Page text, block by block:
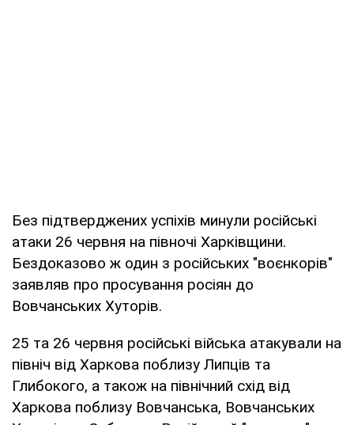
Без підтверджених успіхів минули російські
атаки 26 червня на півночі Харківщини.
Бездоказово ж один з російських "воєнкорів"
заявляв про просування росіян до
Вовчанських Хуторів.
25 та 26 червня російські війська атакували на
північ від Харкова поблизу Липців та
Глибокого, а також на північний схід від
Харкова поблизу Вовчанська, Вовчанських